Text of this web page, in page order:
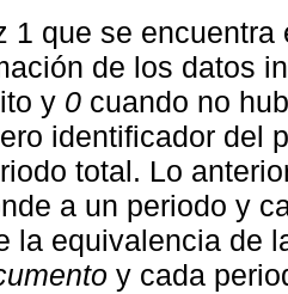
1 que se
de los datos
y 0 cuando no
identificador del
total. Lo
a un periodo y
la equivalencia de
y cada